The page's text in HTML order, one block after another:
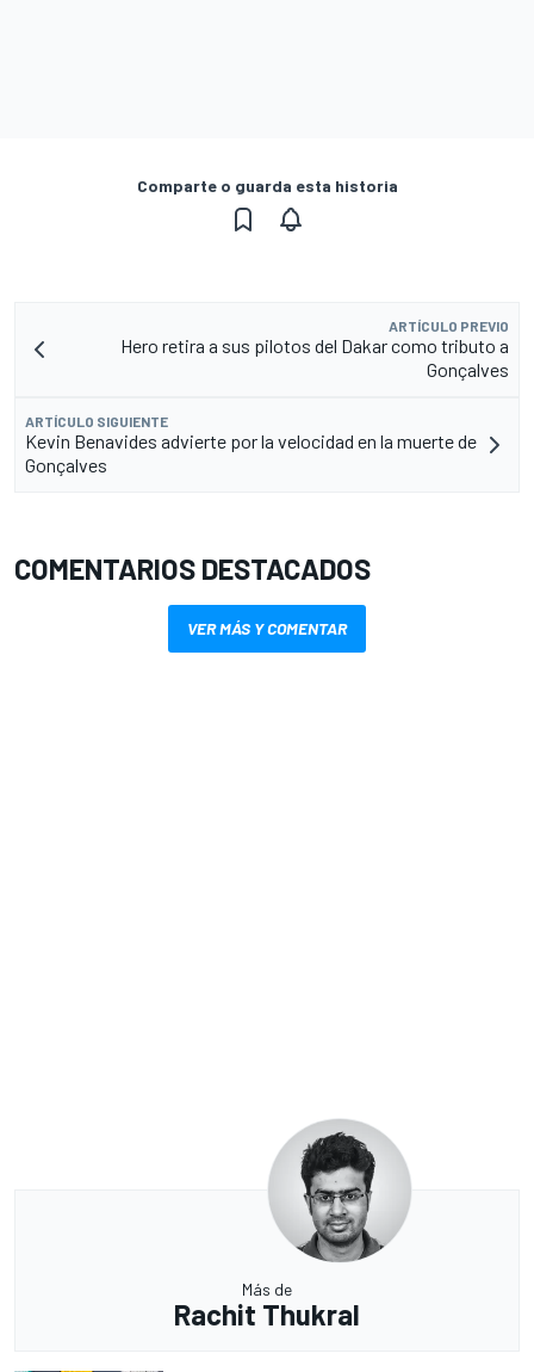
Comparte o guarda esta historia
ARTÍCULO PREVIO
Hero retira a sus pilotos del Dakar como tributo a
Gonçalves
ARTÍCULO SIGUIENTE
Kevin Benavides advierte por la velocidad en la muerte de
Gonçalves
COMENTARIOS DESTACADOS
VER MÁS Y COMENTAR
Más de
Rachit Thukral